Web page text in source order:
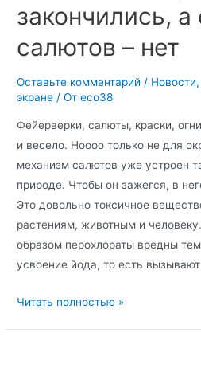
закончились, а
салютов – нет
Оставьте комментарий / Новости,
экране / От eco38
Фейерверки, салюты, краски,
и весело. Ноооо только не для
механизм салютов уже устроен
природе. Чтобы он зажегся, в
Это довольно токсичное
растениям, животным и
образом перохлораты вредны
усвоение йода, то есть
Читать полностью »